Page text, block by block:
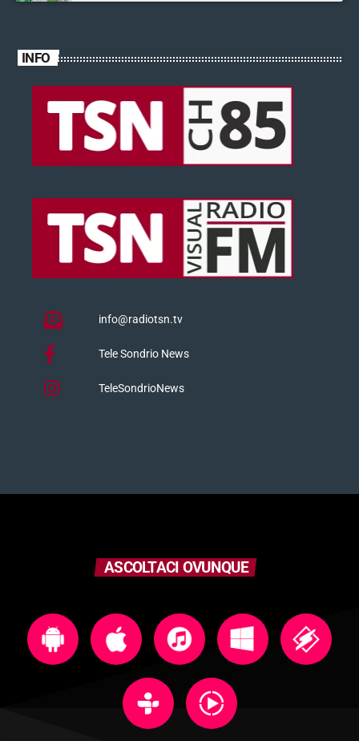
INFO
info@radiotsn.tv
Tele Sondrio News
TeleSondrioNews
ASCOLTACI OVUNQUE